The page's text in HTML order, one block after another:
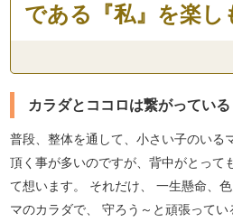
である『私』を楽し
カラダとココロは繋がっている
普段、整体を通して、小さい子のいる
頂く事が多いのですが、背中がとって
て想います。 それだけ、 一生懸命、
マのカラダで、 守ろう～と頑張って